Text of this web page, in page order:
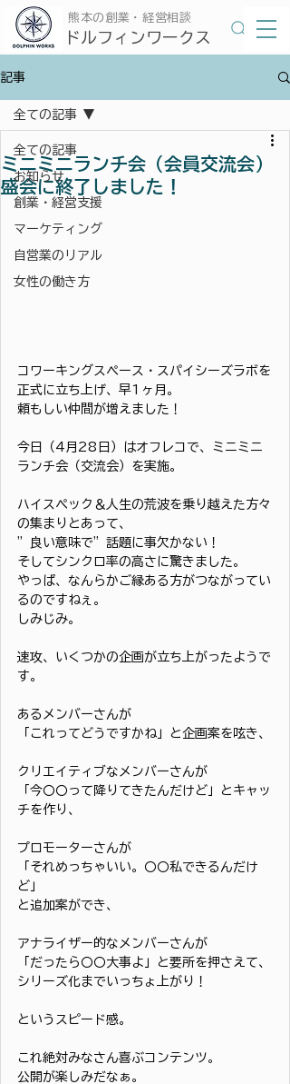
​ドルフィンワークス
​熊本の創業・経営相談
記事
全ての記事
お知らせ
創業・経営支援
マーケティング
自営業のリアル
女性の働き方
全ての記事
ミニミニランチ会（会員交流会）
盛会に終了しました！
コワーキングスペース・スパイシーズラボを
正式に立ち上げ、早1ヶ月。
頼もしい仲間が増えました！
今日（4月28日）はオフレコで、ミニミニ
ランチ会（交流会）を実施。
ハイスペック＆人生の荒波を乗り越えた方々
の集まりとあって、
”良い意味で”話題に事欠かない！
そしてシンクロ率の高さに驚きました。
やっぱ、なんらかご縁ある方がつながってい
るのですねぇ。
しみじみ。
速攻、いくつかの企画が立ち上がったようで
す。
あるメンバーさんが
「これってどうですかね」と企画案を呟き、
クリエイティブなメンバーさんが
「今〇〇って降りてきたんだけど」とキャッ
チを作り、
プロモーターさんが
「それめっちゃいい。〇〇私できるんだけ
ど」
と追加案ができ、
アナライザー的なメンバーさんが
「だったら〇〇大事よ」と要所を押さえて、
シリーズ化までいっちょ上がり！
というスピード感。
これ絶対みなさん喜ぶコンテンツ。
公開が楽しみだなぁ。